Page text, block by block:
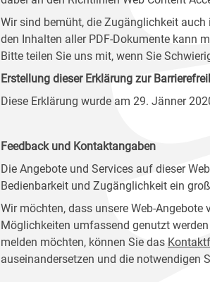
Wir sind bemüht, die Zugänglichkeit auch
den Inhalten aller PDF-Dokumente kann
Bitte teilen Sie uns mit, wenn Sie
Erstellung dieser Erklärung zur
Diese Erklärung wurde am 29. Jänner
Feedback und Kontaktangaben
Die Angebote und Services auf dieser
Bedienbarkeit und Zugänglichkeit ein
Wir möchten, dass unsere Web-
Möglichkeiten umfassend genutzt
melden möchten, können Sie das
auseinandersetzen und die notwendigen